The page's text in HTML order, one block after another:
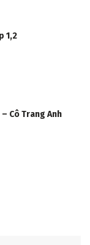
1,2
Cô Trang Anh